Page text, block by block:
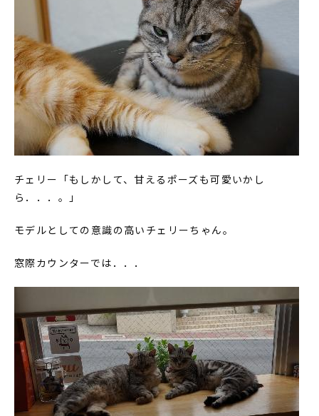
チェリー「もしかして、甘えるポーズも可愛いかし
ら．．．。」
モデルとしての意識の高いチェリーちゃん。
窓際カウンターでは．．．